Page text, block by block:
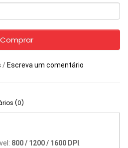
Comprar
/ Escreva um comentário
(0)
800 / 1200 / 1600 DPI